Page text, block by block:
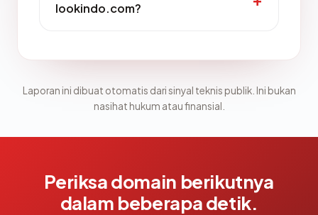
lookindo.com?
Laporan ini dibuat otomatis dari sinyal teknis publik. Ini bukan
nasihat hukum atau finansial.
Periksa domain berikutnya
dalam beberapa detik.